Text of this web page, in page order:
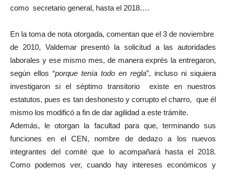
como secretario general, hasta el 2018….
En la toma de nota otorgada, comentan que el 3 de noviembre
de 2010, Valdemar presentó la solicitud a las autoridades
laborales y ese mismo mes, de manera exprés la entregaron,
según ellos “porque tenía todo en regla”, incluso ni siquiera
investigaron si el séptimo transitorio existe en nuestros
estatutos, pues es tan deshonesto y corrupto el charro, que él
mismo los modificó a fin de dar agilidad a este trámite.
Además, le otorgan la facultad para que, terminando sus
funciones en el CEN, nombre de dedazo a los nuevos
integrantes del comité que lo acompañará hasta el 2018.
Como podemos ver, cuando hay intereses económicos y